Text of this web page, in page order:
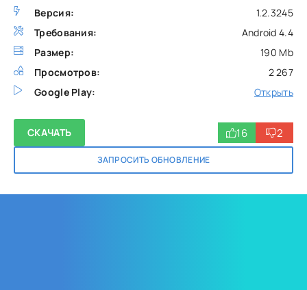
Версия:
1.2.3245
Требования:
Android 4.4
Размер:
190 Mb
Просмотров:
2 267
Google Play:
Открыть
СКАЧАТЬ
ЗАПРОСИТЬ ОБНОВЛЕНИЕ
16 2